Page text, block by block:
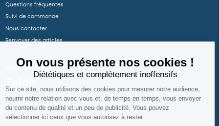
Questions fréquentes
Suivi de commande
Nous contacter
Renvoyer des articles
SUIVEZ-NOUS